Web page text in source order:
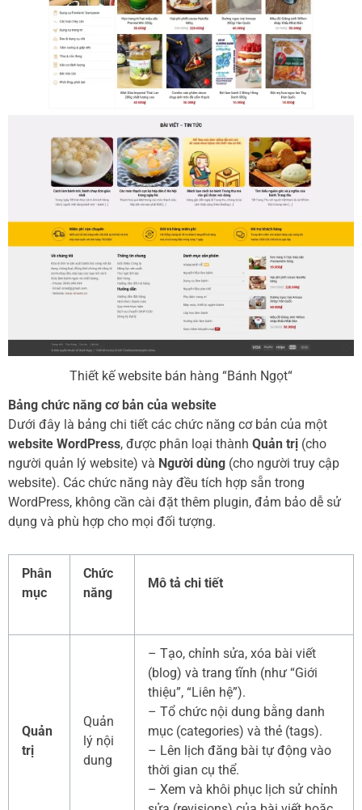
Thiết kế website bán hàng “Bánh Ngọt“
Bảng chức năng cơ bản của website
Dưới đây là bảng chi tiết các chức năng cơ bản của một
website WordPress, được phân loại thành Quản trị (cho
người quản lý website) và Người dùng (cho người truy cập
website). Các chức năng này đều tích hợp sẵn trong
WordPress, không cần cài đặt thêm plugin, đảm bảo dễ sử
dụng và phù hợp cho mọi đối tượng.
Phân
mục
Chức
năng
Mô tả chi tiết
Quản
trị
Quản
lý nội
dung
– Tạo, chỉnh sửa, xóa bài viết
(blog) và trang tĩnh (như “Giới
thiệu”, “Liên hệ”).
– Tổ chức nội dung bằng danh
mục (categories) và thẻ (tags).
– Lên lịch đăng bài tự động vào
thời gian cụ thể.
– Xem và khôi phục lịch sử chỉnh